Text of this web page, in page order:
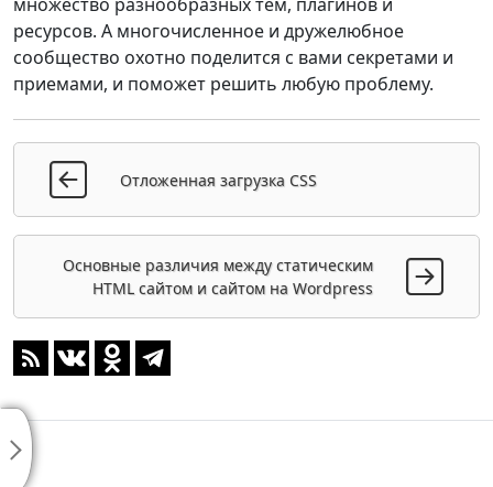
ресурсов. А многочисленное и дружелюбное
сообщество охотно поделится с вами секретами и
приемами, и поможет решить любую проблему.
Отложенная загрузка CSS
Основные различия между статическим
HTML сайтом и сайтом на Wordpress